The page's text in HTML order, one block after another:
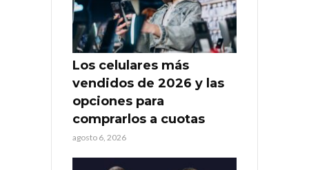
Los celulares más
vendidos de 2026 y las
opciones para
comprarlos a cuotas
agosto 6, 2026